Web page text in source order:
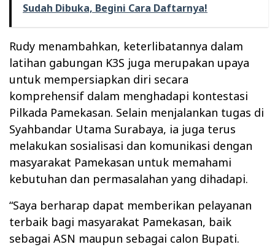
Sudah Dibuka, Begini Cara Daftarnya!
Rudy menambahkan, keterlibatannya dalam
latihan gabungan K3S juga merupakan upaya
untuk mempersiapkan diri secara
komprehensif dalam menghadapi kontestasi
Pilkada Pamekasan. Selain menjalankan tugas di
Syahbandar Utama Surabaya, ia juga terus
melakukan sosialisasi dan komunikasi dengan
masyarakat Pamekasan untuk memahami
kebutuhan dan permasalahan yang dihadapi.
“Saya berharap dapat memberikan pelayanan
terbaik bagi masyarakat Pamekasan, baik
sebagai ASN maupun sebagai calon Bupati.